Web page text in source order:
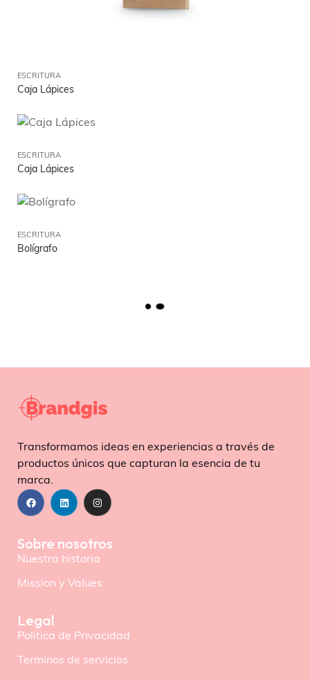
ESCRITURA
Caja Lápices
ESCRITURA
Caja Lápices
ESCRITURA
Bolígrafo
L
Transformamos ideas en experiencias a través de
productos únicos que capturan la esencia de tu
marca.
Sobre nosotros
Nuestra historia
Mission y Values
Legal
Politica de Privacidad
Terminos de servicios